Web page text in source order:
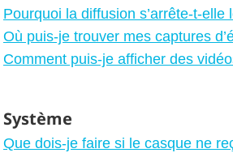
Pourquoi la diffusion s’arrête-t-
Où puis-je trouver mes captures
Comment puis-je afficher des
Système
Que dois-je faire si le casque ne